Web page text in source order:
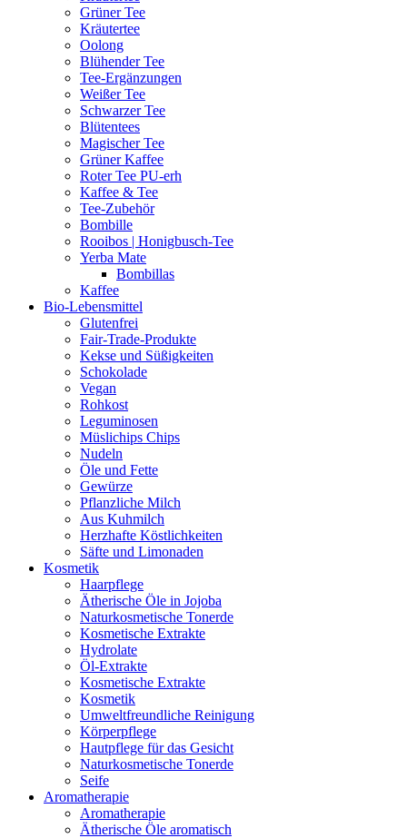
Grüner Tee
Kräutertee
Oolong
Blühender Tee
Tee-Ergänzungen
Weißer Tee
Schwarzer Tee
Blütentees
Magischer Tee
Grüner Kaffee
Roter Tee PU-erh
Kaffee & Tee
Tee-Zubehör
Bombille
Rooibos | Honigbusch-Tee
Yerba Mate
Bombillas
Kaffee
Bio-Lebensmittel
Glutenfrei
Fair-Trade-Produkte
Kekse und Süßigkeiten
Schokolade
Vegan
Rohkost
Leguminosen
Müslichips Chips
Nudeln
Öle und Fette
Gewürze
Pflanzliche Milch
Aus Kuhmilch
Herzhafte Köstlichkeiten
Säfte und Limonaden
Kosmetik
Haarpflege
Ätherische Öle in Jojoba
Naturkosmetische Tonerde
Kosmetische Extrakte
Hydrolate
Öl-Extrakte
Kosmetische Extrakte
Kosmetik
Umweltfreundliche Reinigung
Körperpflege
Hautpflege für das Gesicht
Naturkosmetische Tonerde
Seife
Aromatherapie
Aromatherapie
Ätherische Öle aromatisch